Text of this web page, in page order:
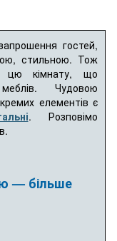
гостей,
стильною. Тож
цю кімнату, що
Чудовою
елементів є
. Розповімо
— більше